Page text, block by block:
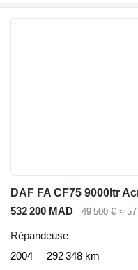
DAF FA CF75 9000ltr
532 200 MAD
49 500 € ≈
Répandeuse
2004
292 348 km